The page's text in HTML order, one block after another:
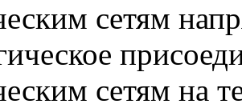
сетям
сетям на